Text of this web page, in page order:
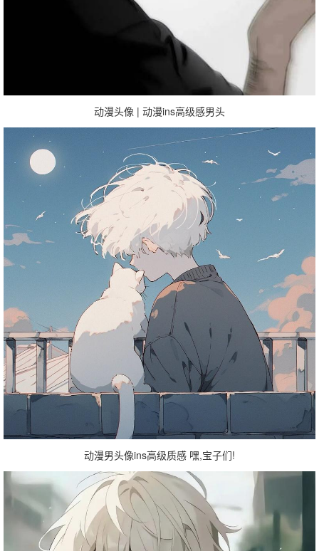
动漫头像 | 动漫ins高级感男头
动漫男头像ins高级质感 嘿,宝子们!